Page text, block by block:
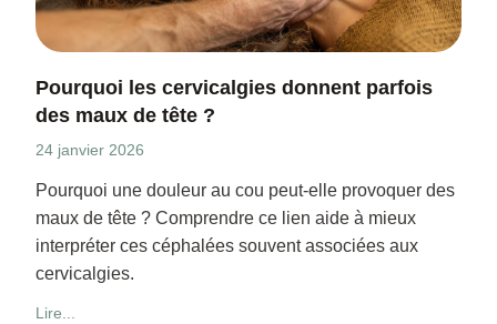
Pourquoi les cervicalgies donnent parfois
des maux de tête ?
24 janvier 2026
Pourquoi une douleur au cou peut-elle provoquer des
maux de tête ? Comprendre ce lien aide à mieux
interpréter ces céphalées souvent associées aux
cervicalgies.
Lire...